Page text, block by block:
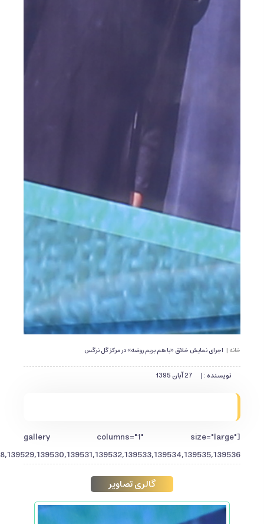
خانه | اجرای نمایش خلاق «با هم بریم روضه» در مرکز گل نرگس
نویسنده : | 27 آبان 1395
[gallery columns="1" size="large"
گالری تصاویر